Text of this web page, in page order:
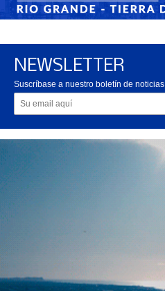
NEWSLETTER
Suscríbase a nuestro boletín de noticias